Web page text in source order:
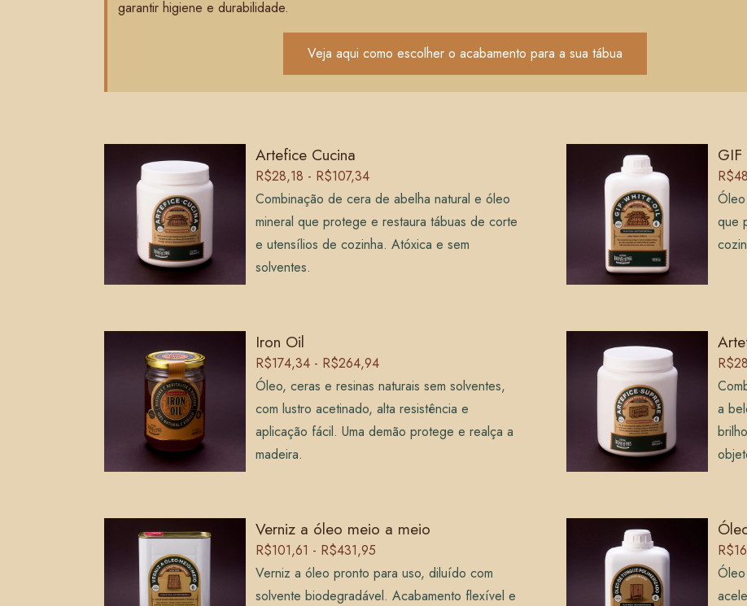
garantir higiene e durabilidade.
Veja aqui como escolher o acabamento para a sua tábua
Artefice Cucina
R$28,18 - R$107,34
Combinação de cera de abelha natural e óleo
mineral que protege e restaura tábuas de corte
e utensílios de cozinha. Atóxica e sem
solventes.
que
Iron Oil
R$174,34 - R$264,94
Óleo, ceras e resinas naturais sem solventes,
com lustro acetinado, alta resistência e
aplicação fácil. Uma demão protege e realça a
madeira.
a
Verniz a óleo meio a meio
R$101,61 - R$431,95
Verniz a óleo pronto para uso, diluído com
solvente biodegradável. Acabamento flexível e